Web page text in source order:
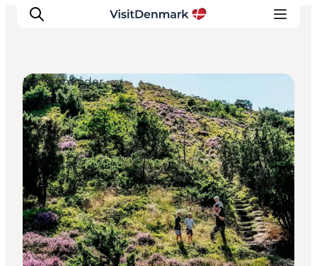
Inspiration
Destinationer
Oplevelser
Overnatning
Planlæg ferien
Naturområder